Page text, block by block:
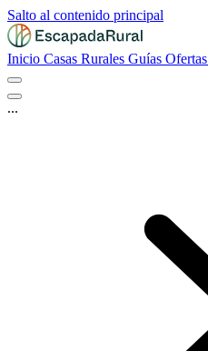
Salto al contenido principal
Inicio Casas Rurales Guías Ofertas
...